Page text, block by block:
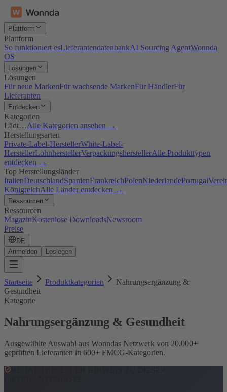
Plattform
Plattform
So funktioniert esLieferantendatenbankAI Sourcing AgentWonnda
OS
Lösungen
Lösungen
Für neue MarkenFür wachsende MarkenFür HändlerFür
Lieferanten
Entdecken
Kategorien
Lädt…Alle Kategorien ansehen →
Herstellungsarten
Private-Label-HerstellerWhite-Label-
HerstellerLohnherstellerVerpackungsherstellerAlle Produkttypen
entdecken →
Top Herstellungsländer
ItalienDeutschlandSpanienFrankreichPolenNiederlandePortugal
KönigreichAlle Länder entdecken →
Ressourcen
Ressourcen
MagazinKostenlose DownloadsNewsroom
Preise
DE
Anmelden
Loslegen
Startseite Produktkategorien
Nahrungsergänzung &
Gesundheit
Kategorie
Nahrungsergänzung & Gesundheit
Ausgewählte Auswahl aus Wonndas Netzwerk von 20.000+
geprüften Lieferanten in 600+ FMCG-Kategorien.